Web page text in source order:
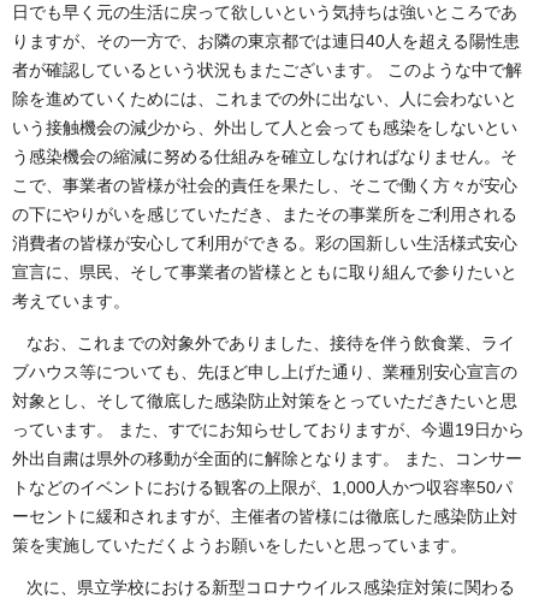
日でも早く元の生活に戻って欲しいという気持ちは強いところであ
りますが、その一方で、お隣の東京都では連日40人を超える陽性患
者が確認しているという状況もまたございます。 このような中で解
除を進めていくためには、これまでの外に出ない、人に会わないと
いう接触機会の減少から、外出して人と会っても感染をしないとい
う感染機会の縮減に努める仕組みを確立しなければなりません。そ
こで、事業者の皆様が社会的責任を果たし、そこで働く方々が安心
の下にやりがいを感じていただき、またその事業所をご利用される
消費者の皆様が安心して利用ができる。彩の国新しい生活様式安心
宣言に、県民、そして事業者の皆様とともに取り組んで参りたいと
考えています。
なお、これまでの対象外でありました、接待を伴う飲食業、ライ
ブハウス等についても、先ほど申し上げた通り、業種別安心宣言の
対象とし、そして徹底した感染防止対策をとっていただきたいと思
っています。 また、すでにお知らせしておりますが、今週19日から
外出自粛は県外の移動が全面的に解除となります。 また、コンサー
トなどのイベントにおける観客の上限が、1,000人かつ収容率50パ
ーセントに緩和されますが、主催者の皆様には徹底した感染防止対
策を実施していただくようお願いをしたいと思っています。
次に、県立学校における新型コロナウイルス感染症対策に関わる